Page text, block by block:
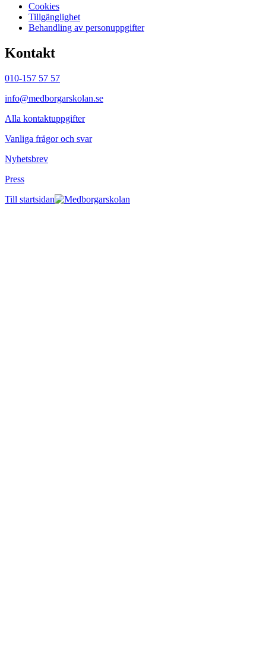
Cookies
Tillgänglighet
Behandling av personuppgifter
Kontakt
010-157 57 57
info@medborgarskolan.se
Alla kontaktuppgifter
Vanliga frågor och svar
Nyhetsbrev
Press
Till startsidan